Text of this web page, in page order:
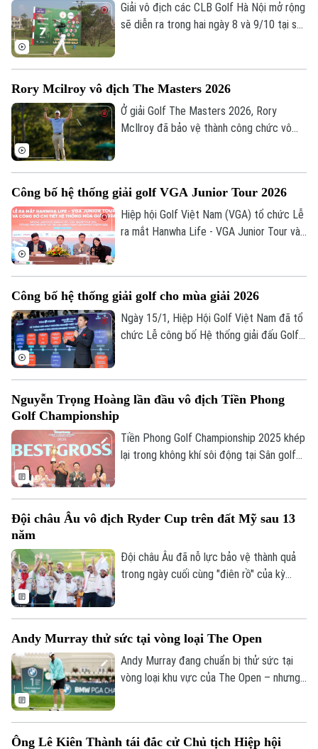
Xu hướng
Giải vô địch các CLB Golf Hà Nội mở rộng
sẽ diễn ra trong hai ngày 8 và 9/10 tại sân
phía Bắc.
Rory Mcilroy vô địch The Masters 2026
Ở giải Golf The Masters 2026, Rory
McIlroy đã bảo vệ thành công chức vô
hạng thế giới.
Công bố hệ thống giải golf VGA Junior Tour 2026
Hiệp hội Golf Việt Nam (VGA) tổ chức Lễ
ra mắt Hanwha Life - VGA Junior Tour và
Công bố hệ thống giải golf cho mùa giải 2026
Ngày 15/1, Hiệp Hội Golf Việt Nam đã tổ
chức Lễ công bố Hệ thống giải đấu Golf
Nguyễn Trọng Hoàng lần đầu vô địch Tiền Phong
Golf Championship
Tiền Phong Golf Championship 2025 khép
lại trong không khí sôi động tại Sân golf
ngôi vô địch với thành tích 71 gậy (-1).
Đội châu Âu vô địch Ryder Cup trên đất Mỹ sau 13
năm
Đội châu Âu đã nỗ lực bảo vệ thành quả
trong ngày cuối cùng "điên rồ" của kỳ
Andy Murray thử sức tại vòng loại The Open
Andy Murray đang chuẩn bị thử sức tại
vòng loại khu vực của The Open – nhưng
Ông Lê Kiên Thành tái đắc cử Chủ tịch Hiệp hội